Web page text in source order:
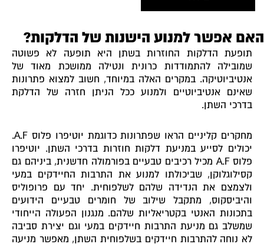
האם אפשר למנוע הישנות של הדלקות?
תופעת הדלקות החוזרות בשתן היא תופעה לא פשוטה
שמובילה להתמודדות כרונית ונטילה ממושכת מאוד של
אנטיביוטיקה. במקרים האלה במיוחד, חשוב למצוא פתרונות
שאינם אנטיביוטיים ולמנוע ככל הניתן חזרה של הדלקת
בדרכי השתן.
יכולים לסייע במניעת דלקות חוזרות בדרכי השתן. יוטיפרו
פלוס A.F מכיל רכיבים טבעיים בפורמולה חדשנית, ביניהם גם
קסילוגלוקן, שביכולתו למנוע את התרבות החיידקים במעי
ולצמצם את הנדידה שלהם לשלפוחית. יחד עם פרופוליס
והיביסקוס, מתקבל שילוב של חומרים טבעיים הידועים
בתכונות האנטי בקטריאליות שלהם. מנגנון הפעולה הייחודי
שמשלב גם מניעת התרבות חיידקים במעי וגם יצירת סביבה
לא נוחה להתרבות חיידקים בשלפוחית השתן, מאפשר מניעה